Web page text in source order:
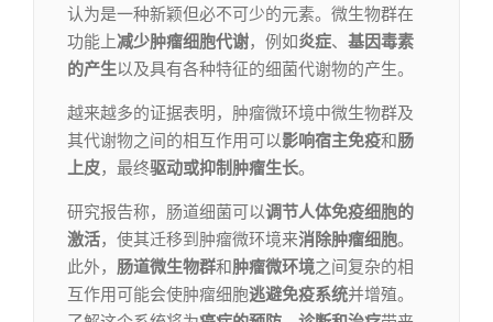
认为是一种新颖但必不可少的元素。微生物群在
功能上减少肿瘤细胞代谢，例如炎症、 基因毒素
的产生以及具有各种特征的细菌代谢物的产生。
越来越多的证据表明，肿瘤微环境中微生物群及
其代谢物之间的相互作用可以影响宿主免疫和肠
上皮，最终驱动或抑制肿瘤生长。
研究报告称，肠道细菌可以调节人体免疫细胞的
激活，使其迁移到肿瘤微环境来消除肿瘤细胞。
此外， 肠道微生物群和肿瘤微环境之间复杂的相
互作用可能会使肿瘤细胞逃避免疫系统并增殖。